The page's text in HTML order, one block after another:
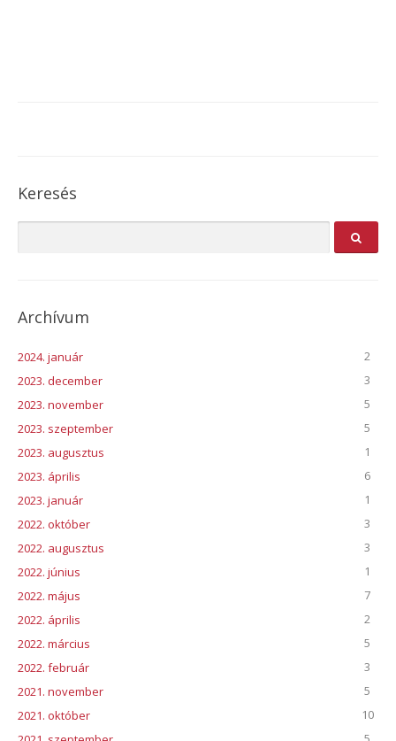
Keresés
Archívum
2024. január
2
2023. december
3
2023. november
5
2023. szeptember
5
2023. augusztus
1
2023. április
6
2023. január
1
2022. október
3
2022. augusztus
3
2022. június
1
2022. május
7
2022. április
2
2022. március
5
2022. február
3
2021. november
5
2021. október
10